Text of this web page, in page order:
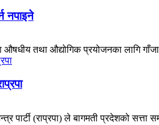
नपाइने
तथा औद्योगिक प्रयोजनका लागि गाँजा
पार्टी (राप्रपा) ले बागमती प्रदेशको